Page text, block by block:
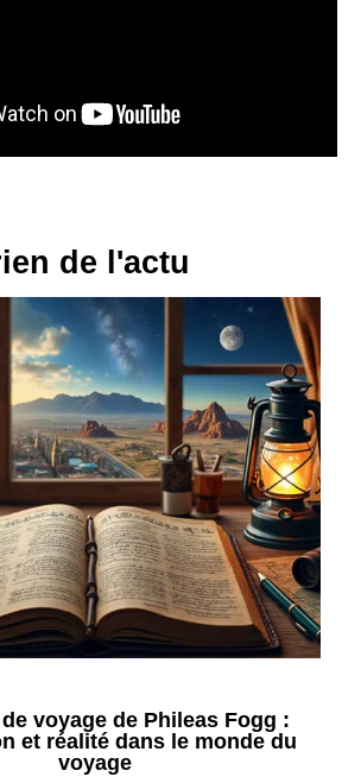
de l'actu
voyage de Phileas Fogg :
et réalité dans le monde du
voyage